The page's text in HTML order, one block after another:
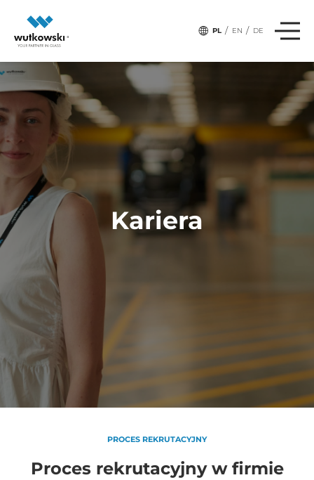
PL / EN / DE
Kariera
PROCES REKRUTACYJNY
Proces rekrutacyjny w firmie